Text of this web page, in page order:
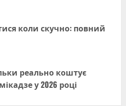
коли скучно: повний
реально коштує
у 2026 році